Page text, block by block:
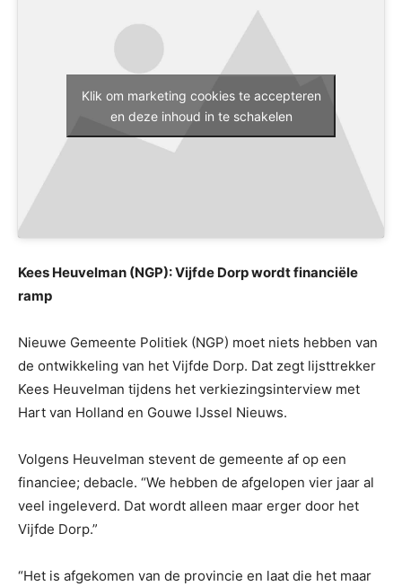
Klik om marketing cookies te accepteren
en deze inhoud in te schakelen
Kees Heuvelman (NGP): Vijfde Dorp wordt financiële
ramp
Nieuwe Gemeente Politiek (NGP) moet niets hebben van
de ontwikkeling van het Vijfde Dorp. Dat zegt lijsttrekker
Kees Heuvelman tijdens het verkiezingsinterview met
Hart van Holland en Gouwe IJssel Nieuws.
Volgens Heuvelman stevent de gemeente af op een
financiee; debacle. “We hebben de afgelopen vier jaar al
veel ingeleverd. Dat wordt alleen maar erger door het
Vijfde Dorp.”
“Het is afgekomen van de provincie en laat die het maar